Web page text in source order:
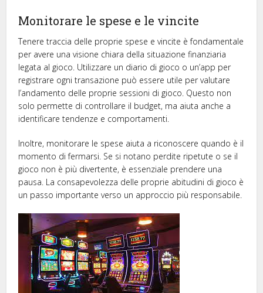
Monitorare le spese e le vincite
Tenere traccia delle proprie spese e vincite è fondamentale
per avere una visione chiara della situazione finanziaria
legata al gioco. Utilizzare un diario di gioco o un’app per
registrare ogni transazione può essere utile per valutare
l’andamento delle proprie sessioni di gioco. Questo non
solo permette di controllare il budget, ma aiuta anche a
identificare tendenze e comportamenti.
Inoltre, monitorare le spese aiuta a riconoscere quando è il
momento di fermarsi. Se si notano perdite ripetute o se il
gioco non è più divertente, è essenziale prendere una
pausa. La consapevolezza delle proprie abitudini di gioco è
un passo importante verso un approccio più responsabile.